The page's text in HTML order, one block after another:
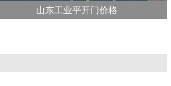
山东工业平开门价格